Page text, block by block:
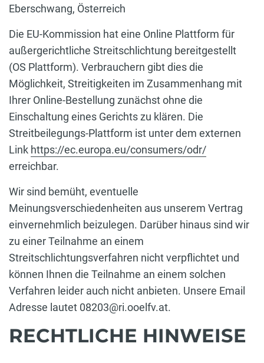
Eberschwang, Österreich
Die EU-Kommission hat eine Online Plattform für
außergerichtliche Streitschlichtung bereitgestellt
(OS Plattform). Verbrauchern gibt dies die
Möglichkeit, Streitigkeiten im Zusammenhang mit
Ihrer Online-Bestellung zunächst ohne die
Einschaltung eines Gerichts zu klären. Die
Streitbeilegungs-Plattform ist unter dem externen
Link https://ec.europa.eu/consumers/odr/
erreichbar.
Wir sind bemüht, eventuelle
Meinungsverschiedenheiten aus unserem Vertrag
einvernehmlich beizulegen. Darüber hinaus sind wir
zu einer Teilnahme an einem
Streitschlichtungsverfahren nicht verpflichtet und
können Ihnen die Teilnahme an einem solchen
Verfahren leider auch nicht anbieten. Unsere Email
Adresse lautet 08203@ri.ooelfv.at.
RECHTLICHE HINWEISE